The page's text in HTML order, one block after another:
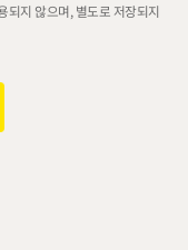
되지 않으며, 별도로 저장되지